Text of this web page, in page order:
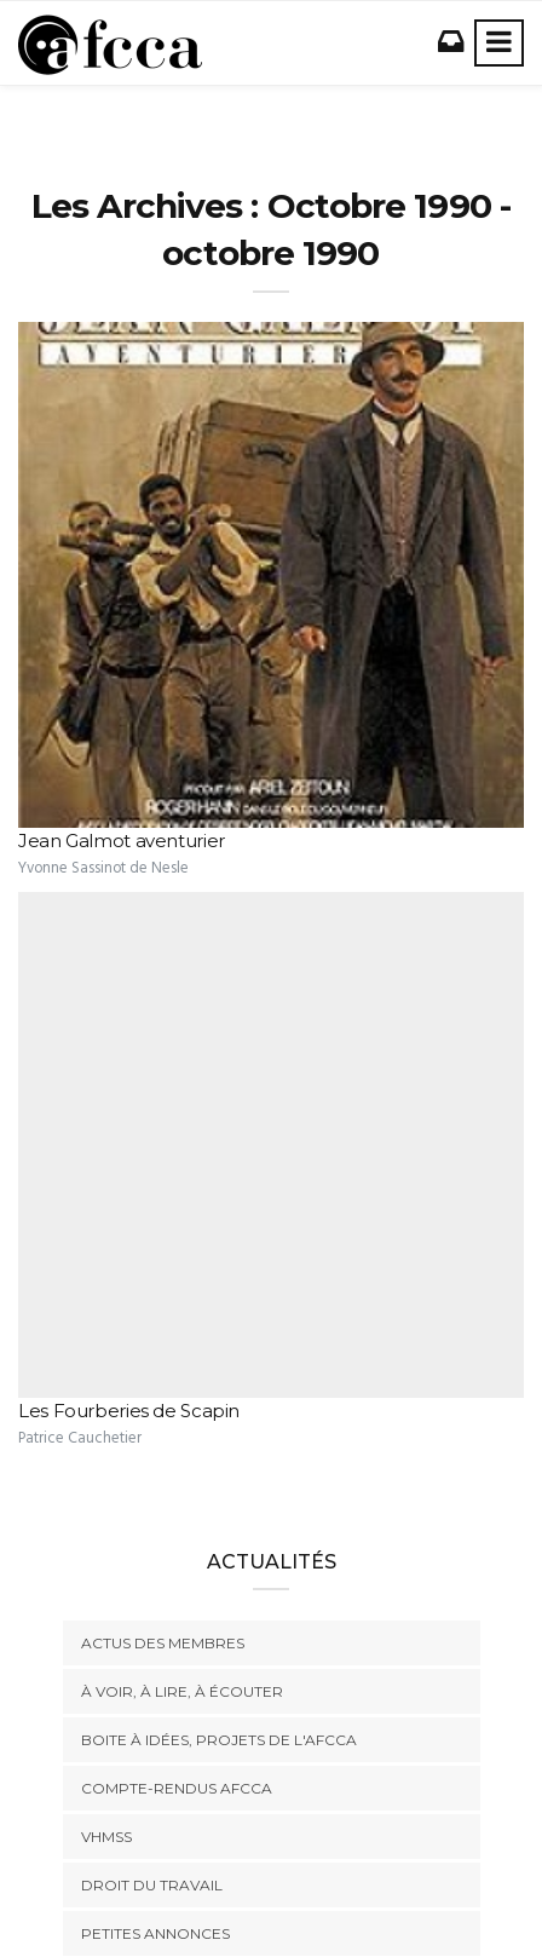
Les Archives : Octobre 1990 -
octobre 1990
Jean Galmot aventurier
Yvonne Sassinot de Nesle
Les Fourberies de Scapin
Patrice Cauchetier
ACTUALITÉS
ACTUS DES MEMBRES
À VOIR, À LIRE, À ÉCOUTER
BOITE À IDÉES, PROJETS DE L'AFCCA
COMPTE-RENDUS AFCCA
VHMSS
DROIT DU TRAVAIL
PETITES ANNONCES